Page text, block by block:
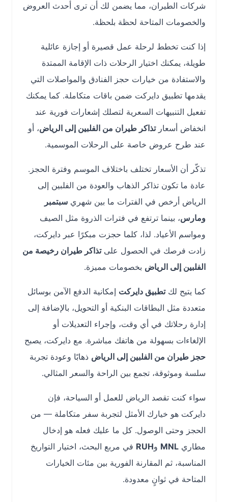
شركات الطيران، مما يضمن لك أن ترى أحدث العروض
والخصومات المتاحة لحظة بلحظة.
إذا كنت تخطط لرحلة عمل قصيرة أو إجازة عائلية
طويلة، يمكنك اختيار الرحلات ذات الإقامة الممتدة
والاستفادة من خيارات حجز الفنادق والمواصلات التي
يقدمها تطبيق دايركت ضمن باقات متكاملة. كما يمكنك
تفعيل التنبيهات السعرية لتصلك إشعارات فورية عند
انخفاض أسعارتذاكر طيران من الفلبين إلى الرياض، أو
عند طرح عروض خاصة على الرحلات الموسمية.
تذكّر أن الأسعار تختلف باختلاف الموسم وفترة الحجز.
عادة ما تكون تذاكر الذهاب والعودة من الفلبين إلى
الرياض أرخص في الفترات ما بين شهريسبتمبر
ومارس، بينما ترتفع في فترات الذروة مثل الصيف
ومواسم الأعياد. لذا، كلما حجزت مبكرًا عبر دايركت،
زادت فرصك في الحصول علىتذاكر طيران رخيصة من
الفلبين إلى الرياضبخصومات مميزة.
كما يتيح لكتطبيق دايركتإمكانية الدفع الآمن بوسائل
متعددة مثل البطاقات البنكية أو التحويل، بالإضافة إلى
إدارة رحلاتك في أي وقت، وإجراء التعديلات أو
الإلغاءات بسهولة من هاتفك مباشرة. مع دايركت، يصبح
حجز طيران من الفلبين إلى الرياضذهابًا وعودة تجربة
سلسة وموثوقة، تجمع بين الراحة والسعر المثالي.
سواء كنت تقصد الرياض للعمل أو السياحة، فإن
دايركت هو خيارك الأمثل لتجربة سفر متكاملة — من
الحجز وحتى الوصول. كل ما عليك فعله هو إدخال
مطاريMNL وRUHفي مربع البحث، اختيار التواريخ
المناسبة، ثم المقارنة الفورية بين مئات الخيارات
المتاحة في ثوانٍ معدودة.